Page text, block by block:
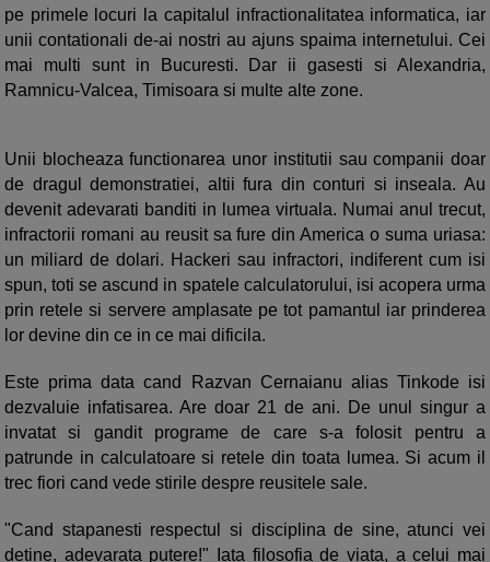
pe primele locuri la capitalul infractionalitatea informatica, iar
unii contationali de-ai nostri au ajuns spaima internetului. Cei
mai multi sunt in Bucuresti. Dar ii gasesti si Alexandria,
Ramnicu-Valcea, Timisoara si multe alte zone.
Unii blocheaza functionarea unor institutii sau companii doar
de dragul demonstratiei, altii fura din conturi si inseala. Au
devenit adevarati banditi in lumea virtuala. Numai anul trecut,
infractorii romani au reusit sa fure din America o suma uriasa:
un miliard de dolari. Hackeri sau infractori, indiferent cum isi
spun, toti se ascund in spatele calculatorului, isi acopera urma
prin retele si servere amplasate pe tot pamantul iar prinderea
lor devine din ce in ce mai dificila.
Este prima data cand Razvan Cernaianu alias Tinkode isi
dezvaluie infatisarea. Are doar 21 de ani. De unul singur a
invatat si gandit programe de care s-a folosit pentru a
patrunde in calculatoare si retele din toata lumea. Si acum il
trec fiori cand vede stirile despre reusitele sale.
"Cand stapanesti respectul si disciplina de sine, atunci vei
detine, adevarata putere!" Iata filosofia de viata, a celui mai